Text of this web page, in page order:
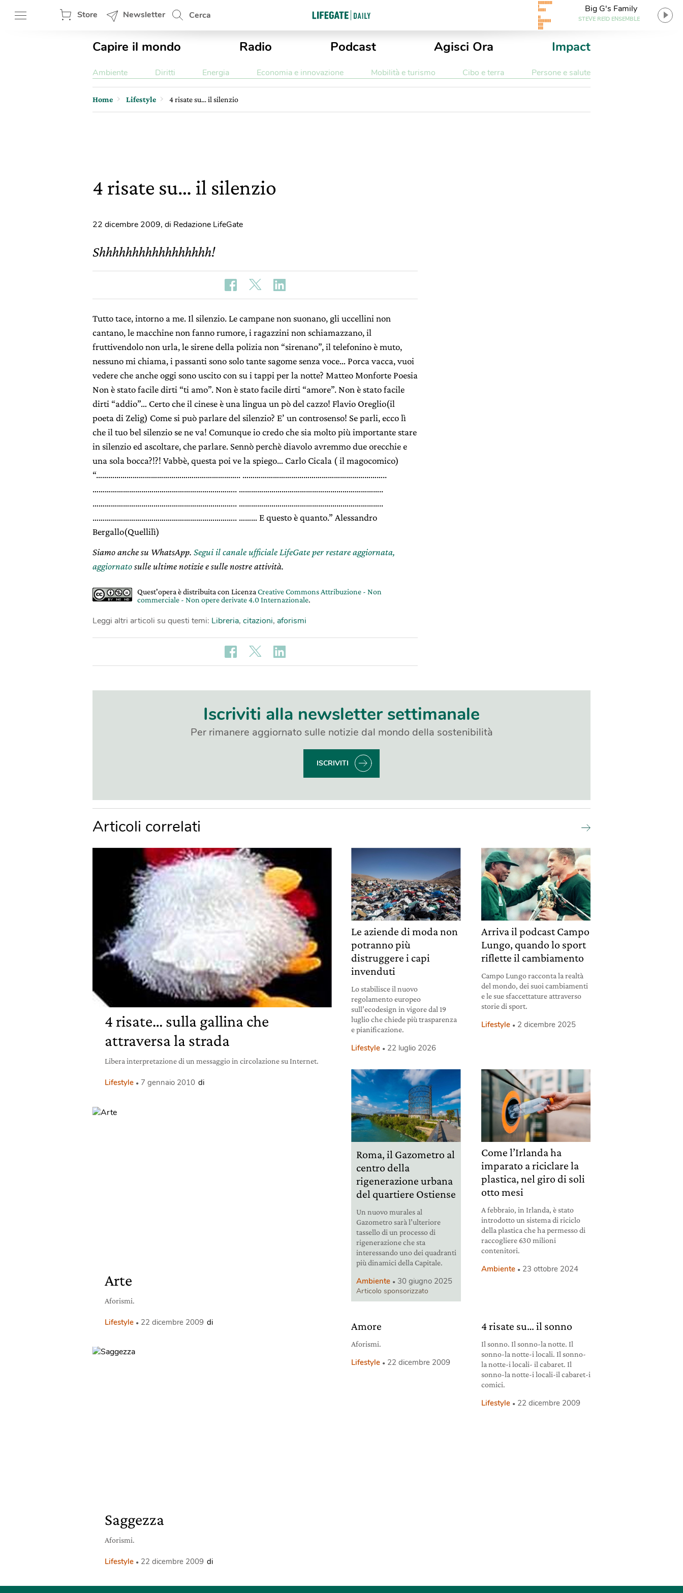
Store Newsletter Cerca
Big G's Family
STEVE REID ENSEMBLE
Capire il mondo Radio Podcast Agisci Ora Impact
Ambiente Diritti Energia Economia e innovazione Mobilità e turismo Cibo e terra Persone e salute
Home Lifestyle 4 risate su… il silenzio
4 risate su… il silenzio
22 dicembre 2009, di Redazione LifeGate
Shhhhhhhhhhhhhhhhh!
Tutto tace, intorno a me. Il silenzio. Le campane non suonano, gli uccellini non
cantano, le macchine non fanno rumore, i ragazzini non schiamazzano, il
fruttivendolo non urla, le sirene della polizia non “sirenano”, il telefonino è muto,
nessuno mi chiama, i passanti sono solo tante sagome senza voce… Porca vacca, vuoi
vedere che anche oggi sono uscito con su i tappi per la notte? Matteo Monforte Poesia
Non è stato facile dirti “ti amo”. Non è stato facile dirti “amore”. Non è stato facile
dirti “addio”… Certo che il cinese è una lingua un pò del cazzo! Flavio Oreglio(il
poeta di Zelig) Come si può parlare del silenzio? E’ un controsenso! Se parli, ecco lì
che il tuo bel silenzio se ne va! Comunque io credo che sia molto più importante stare
in silenzio ed ascoltare, che parlare. Sennò perchè diavolo avremmo due orecchie e
una sola bocca?!?! Vabbè, questa poi ve la spiego… Carlo Cicala ( il magocomico)
“…………………………………………………………….. ……………………………………………………………..
…………………………………………………………….. ……………………………………………………………..
…………………………………………………………….. ……………………………………………………………..
…………………………………………………………….. ……… E questo è quanto.” Alessandro
Bergallo(Quellilì)
Siamo anche su WhatsApp. Segui il canale ufficiale LifeGate per restare aggiornata,
aggiornatosulle ultime notizie e sulle nostre attività.
Quest'opera è distribuita con Licenza Creative Commons Attribuzione - Non
commerciale - Non opere derivate 4.0 Internazionale.
Leggi altri articoli su questi temi: Libreria, citazioni, aforismi
Iscriviti alla newsletter settimanale
Per rimanere aggiornato sulle notizie dal mondo della sostenibilità
ISCRIVITI
Articoli correlati
4 risate… sulla gallina che
attraversa la strada
Libera interpretazione di un messaggio in circolazione su Internet.
Lifestyle 7 gennaio 2010 di
Arte
Aforismi.
Lifestyle 22 dicembre 2009 di
Saggezza
Aforismi.
Lifestyle 22 dicembre 2009 di
Le aziende di moda non
potranno più
distruggere i capi
invenduti
Lo stabilisce il nuovo
regolamento europeo
sull’ecodesign in vigore dal 19
luglio che chiede più trasparenza
e pianificazione.
Lifestyle 22 luglio 2026
Arriva il podcast Campo
Lungo, quando lo sport
riflette il cambiamento
Campo Lungo racconta la realtà
del mondo, dei suoi cambiamenti
e le sue sfaccettature attraverso
storie di sport.
Lifestyle 2 dicembre 2025
Roma, il Gazometro al
centro della
rigenerazione urbana
del quartiere Ostiense
Un nuovo murales al
Gazometro sarà l’ulteriore
tassello di un processo di
rigenerazione che sta
interessando uno dei quadranti
più dinamici della Capitale.
Ambiente 30 giugno 2025
Articolo sponsorizzato
Come l’Irlanda ha
imparato a riciclare la
plastica, nel giro di soli
otto mesi
A febbraio, in Irlanda, è stato
introdotto un sistema di riciclo
della plastica che ha permesso di
raccogliere 630 milioni
contenitori.
Ambiente 23 ottobre 2024
Amore
Aforismi.
Lifestyle 22 dicembre 2009
4 risate su… il sonno
Il sonno. Il sonno-la notte. Il
sonno-la notte-i locali. Il sonno-
la notte-i locali- il cabaret. Il
sonno-la notte-i locali-il cabaret-i
comici.
Lifestyle 22 dicembre 2009